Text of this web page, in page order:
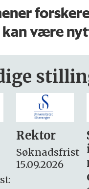
være
innen
miljøkjemi